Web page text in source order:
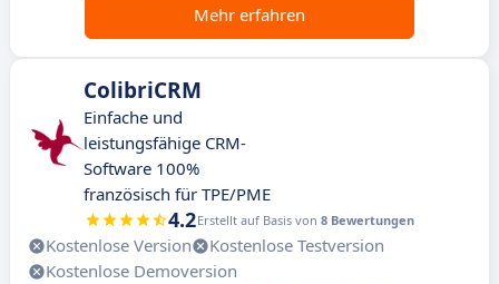
Mehr erfahren
ColibriCRM
Einfache und
leistungsfähige CRM-
Software 100%
französisch für TPE/PME
4.2Erstellt auf Basis von 8 Bewertungen
Kostenlose Version
Kostenlose Testversion
Kostenlose Demoversion